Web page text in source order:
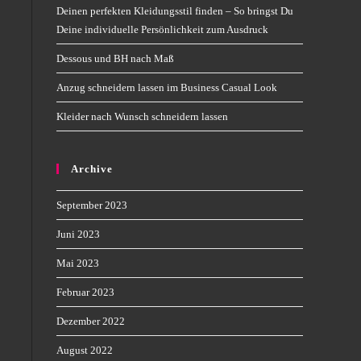
Deinen perfekten Kleidungsstil finden – So bringst Du
Deine individuelle Persönlichkeit zum Ausdruck
Dessous und BH nach Maß
Anzug schneidern lassen im Business Casual Look
Kleider nach Wunsch schneidern lassen
Archive
September 2023
Juni 2023
Mai 2023
Februar 2023
Dezember 2022
August 2022